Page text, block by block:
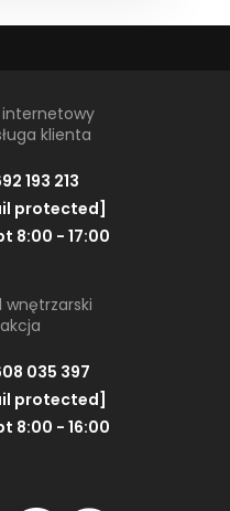
internetowy
klienta
193 213
protected]
8:00 - 17:00
wnętrzarski
035 397
protected]
8:00 - 16:00